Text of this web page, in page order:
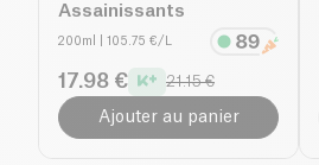
Assainissants
200ml | 105.75 €/L
17.98 € 21.15 €
Ajouter au panier